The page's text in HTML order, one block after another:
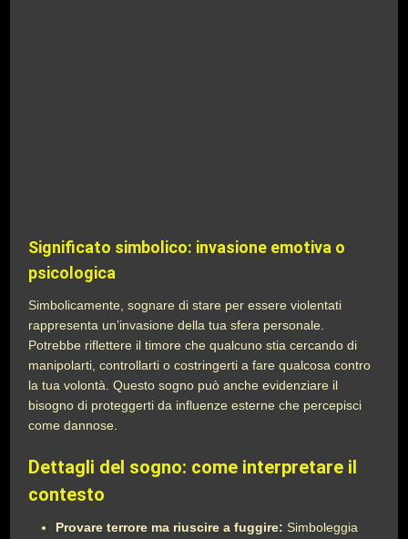
Significato simbolico: invasione emotiva o
psicologica
Simbolicamente, sognare di stare per essere violentati
rappresenta un’invasione della tua sfera personale.
Potrebbe riflettere il timore che qualcuno stia cercando di
manipolarti, controllarti o costringerti a fare qualcosa contro
la tua volontà. Questo sogno può anche evidenziare il
bisogno di proteggerti da influenze esterne che percepisci
come dannose.
Dettagli del sogno: come interpretare il
contesto
Provare terrore ma riuscire a fuggire: Simboleggia